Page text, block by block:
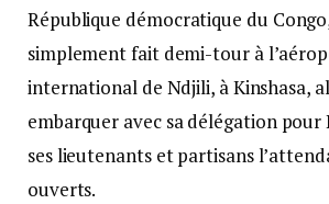
République démocratique du
simplement fait demi-tour à
international de Ndjili, à Kinshasa,
embarquer avec sa délégation pour
ses lieutenants et partisans
ouverts.